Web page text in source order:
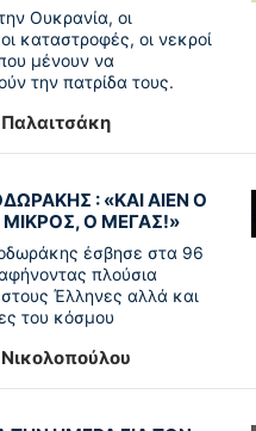
Ουκρανία, οι
καταστροφές, οι νεκροί
μένουν να
την πατρίδα τους.
: «KAI ΑΙΕΝ Ο
Ο ΜΕΓΑΣ!»
έσβησε στα 96
πλούσια
Έλληνες αλλά και
του κόσμου